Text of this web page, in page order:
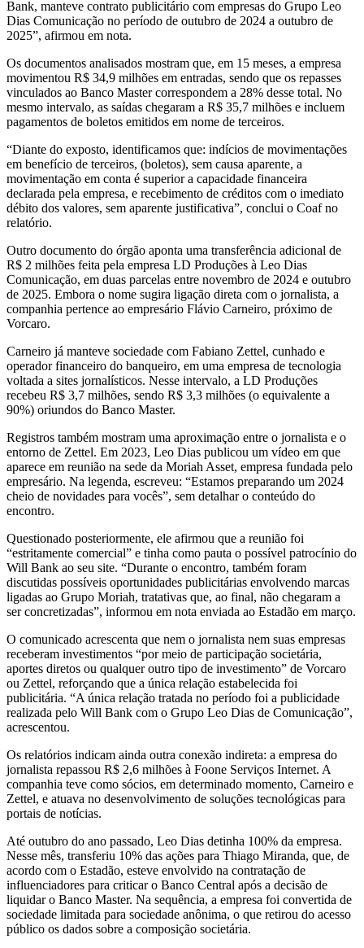
Bank, manteve contrato publicitário com empresas do Grupo Leo
Dias Comunicação no período de outubro de 2024 a outubro de
2025”, afirmou em nota.
Os documentos analisados mostram que, em 15 meses, a empresa
movimentou R$ 34,9 milhões em entradas, sendo que os repasses
vinculados ao Banco Master correspondem a 28% desse total. No
mesmo intervalo, as saídas chegaram a R$ 35,7 milhões e incluem
pagamentos de boletos emitidos em nome de terceiros.
“Diante do exposto, identificamos que: indícios de movimentações
em benefício de terceiros, (boletos), sem causa aparente, a
movimentação em conta é superior a capacidade financeira
declarada pela empresa, e recebimento de créditos com o imediato
débito dos valores, sem aparente justificativa”, conclui o Coaf no
relatório.
Outro documento do órgão aponta uma transferência adicional de
R$ 2 milhões feita pela empresa LD Produções à Leo Dias
Comunicação, em duas parcelas entre novembro de 2024 e outubro
de 2025. Embora o nome sugira ligação direta com o jornalista, a
companhia pertence ao empresário Flávio Carneiro, próximo de
Vorcaro.
Carneiro já manteve sociedade com Fabiano Zettel, cunhado e
operador financeiro do banqueiro, em uma empresa de tecnologia
voltada a sites jornalísticos. Nesse intervalo, a LD Produções
recebeu R$ 3,7 milhões, sendo R$ 3,3 milhões (o equivalente a
90%) oriundos do Banco Master.
Registros também mostram uma aproximação entre o jornalista e o
entorno de Zettel. Em 2023, Leo Dias publicou um vídeo em que
aparece em reunião na sede da Moriah Asset, empresa fundada pelo
empresário. Na legenda, escreveu: “Estamos preparando um 2024
cheio de novidades para vocês”, sem detalhar o conteúdo do
encontro.
Questionado posteriormente, ele afirmou que a reunião foi
“estritamente comercial” e tinha como pauta o possível patrocínio do
Will Bank ao seu site. “Durante o encontro, também foram
discutidas possíveis oportunidades publicitárias envolvendo marcas
ligadas ao Grupo Moriah, tratativas que, ao final, não chegaram a
ser concretizadas”, informou em nota enviada ao Estadão em março.
O comunicado acrescenta que nem o jornalista nem suas empresas
receberam investimentos “por meio de participação societária,
aportes diretos ou qualquer outro tipo de investimento” de Vorcaro
ou Zettel, reforçando que a única relação estabelecida foi
publicitária. “A única relação tratada no período foi a publicidade
realizada pelo Will Bank com o Grupo Leo Dias de Comunicação”,
acrescentou.
Os relatórios indicam ainda outra conexão indireta: a empresa do
jornalista repassou R$ 2,6 milhões à Foone Serviços Internet. A
companhia teve como sócios, em determinado momento, Carneiro e
Zettel, e atuava no desenvolvimento de soluções tecnológicas para
portais de notícias.
Até outubro do ano passado, Leo Dias detinha 100% da empresa.
Nesse mês, transferiu 10% das ações para Thiago Miranda, que, de
acordo com o Estadão, esteve envolvido na contratação de
influenciadores para criticar o Banco Central após a decisão de
liquidar o Banco Master. Na sequência, a empresa foi convertida de
sociedade limitada para sociedade anônima, o que retirou do acesso
público os dados sobre a composição societária.